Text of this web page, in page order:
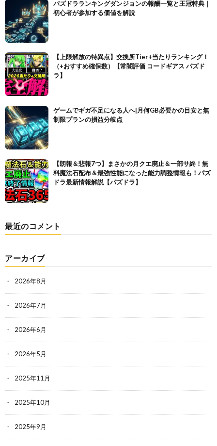
パズドラランキングダンジョンの報酬一覧と王冠特典｜
初心者が参加する価値を解説
【上限解放の特異点】交換所Tier+当たりランキング！
（+おすすめ確保数）【常闇評価 コードギアス パズド
ラ】
ゲームでギガ不足になる人へ|月何GB必要かの目安と無
制限プランの損益分岐点
【朗報＆悲報7つ】まさかの月クエ廃止＆一部サ終！無
料魔法石配布＆最強性能になった能力調整情報も！パズ
ドラ最新情報解説【パズドラ】
最近のコメント
アーカイブ
2026年8月
2026年7月
2026年6月
2026年5月
2025年11月
2025年10月
2025年9月